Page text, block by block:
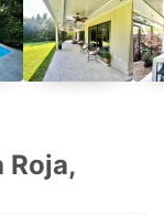
Roja,